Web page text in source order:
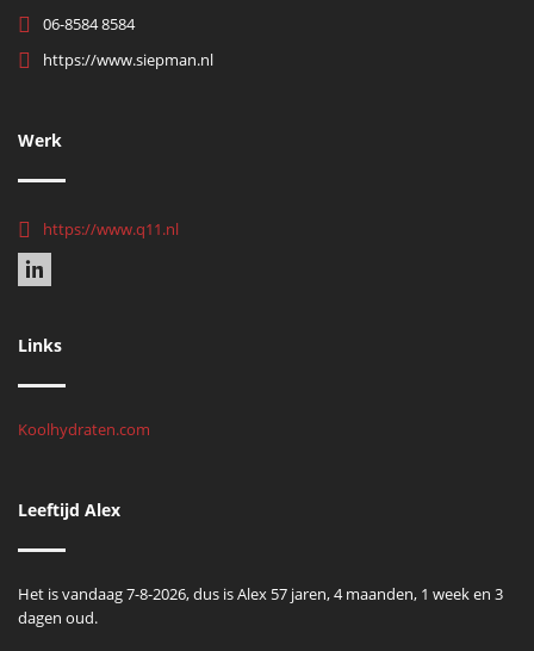
06-8584 8584
https://www.siepman.nl
Werk
https://www.q11.nl
Links
Koolhydraten.com
Leeftijd Alex
Het is vandaag 7-8-2026, dus is Alex 57 jaren, 4 maanden, 1 week en 3
dagen oud.